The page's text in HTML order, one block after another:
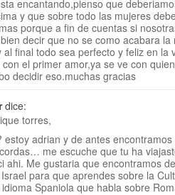
encantando,pienso que
y que sobre todo las mujeres
porque a fin de cuentas si
decir que no se como acabara
al final todo sea perfecto y feliz en la
el primer amor,ya se ve con
decidir eso.muchas gracias
dice:
torres,
estoy adrian y de antes
me escuche que tu ha
ahi. Me gustaria que encontramos
para que aprendes sobre la
Spaniola que habla sobre